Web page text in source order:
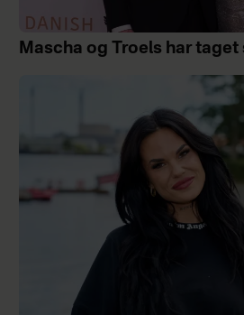
Mascha og Troels har